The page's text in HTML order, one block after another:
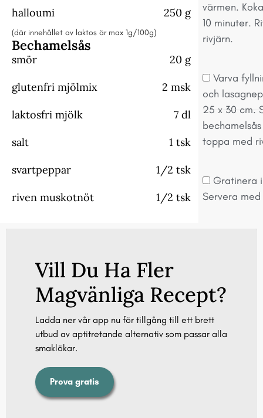
halloumi 250 g
(där innehållet av laktos är max 1g/100g)
Bechamelsås
smör 20 g
glutenfri mjölmix 2 msk
laktosfri mjölk 7 dl
salt 1 tsk
svartpeppar 1/2 tsk
riven muskotnöt 1/2 tsk
värmen.
10 minuter.
rivjärn.
Varva
och
25 x 30 cm.
toppa med
Gratinera
Servera
Vill Du Ha Fler
Magvänliga Recept?
Ladda ner vår app nu för tillgång till ett brett
utbud av aptitretande alternativ som passar alla
smaklökar.
Prova gratis